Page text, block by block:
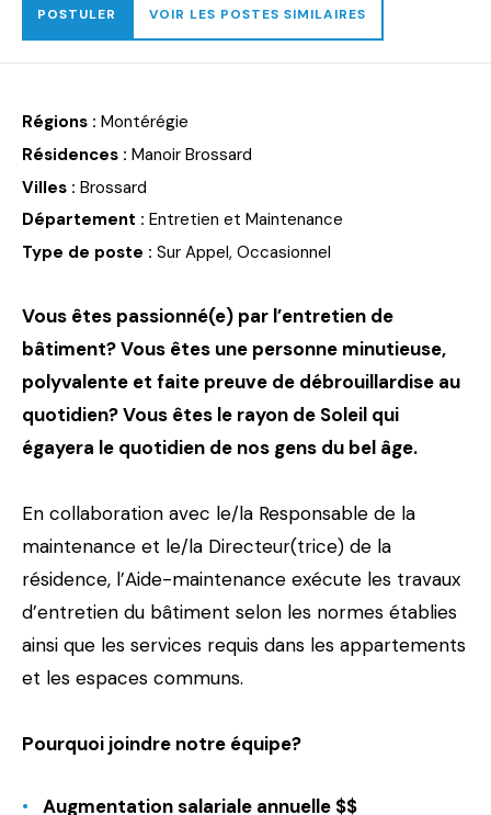
POSTULER VOIR LES POSTES SIMILAIRES
Régions : Montérégie
Résidences : Manoir Brossard
Villes : Brossard
Département : Entretien et Maintenance
Type de poste : Sur Appel, Occasionnel
Vous êtes passionné(e) par l’entretien de
bâtiment? Vous êtes une personne minutieuse,
polyvalente et faite preuve de débrouillardise au
quotidien? Vous êtes le rayon de Soleil qui
égayera le quotidien de nos gens du bel âge.
En collaboration avec le/la Responsable de la
maintenance et le/la Directeur(trice) de la
résidence, l’Aide-maintenance exécute les travaux
d’entretien du bâtiment selon les normes établies
ainsi que les services requis dans les appartements
et les espaces communs.
Pourquoi joindre notre équipe?
Augmentation salariale annuelle $$